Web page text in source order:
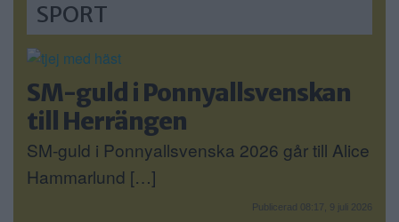
SPORT
SM-guld i Ponnyallsvenskan
till Herrängen
SM-guld i Ponnyallsvenska 2026 går till Alice
Hammarlund […]
Publicerad 08:17, 9 juli 2026